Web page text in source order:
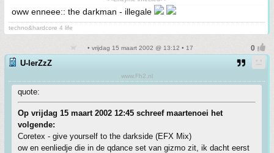
oww enneee:: the darkman - illegale
techno&hardcore 4 life
• vrijdag 15 maart 2002 @ 13:12 • 17
U-lerZzZ
www.Fh2.nl
quote:
Op vrijdag 15 maart 2002 12:45 schreef maartenoei het
volgende:
Coretex - give yourself to the darkside (EFX Mix)
ow en eenliedje die in de qdance set van gizmo zit, ik dacht eerst